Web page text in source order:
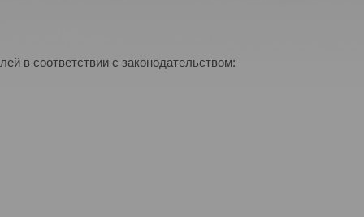
в соответствии с законодательством: